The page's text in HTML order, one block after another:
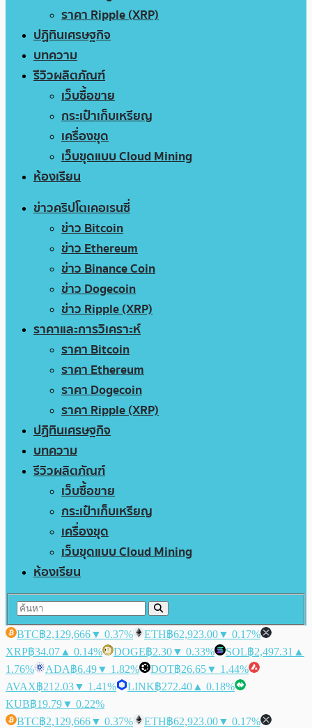
ราคา Ripple (XRP)
ปฏิทินเศรษฐกิจ
บทความ
รีวิวผลิตภัณฑ์
เว็บซื้อขาย
กระเป๋าเก็บเหรียญ
เครื่องขุด
เว็บขุดแบบ Cloud Mining
ห้องเรียน
ข่าวคริปโตเคอเรนซี่
ข่าว Bitcoin
ข่าว Ethereum
ข่าว Binance Coin
ข่าว Dogecoin
ข่าว Ripple (XRP)
ราคาและการวิเคราะห์
ราคา Bitcoin
ราคา Ethereum
ราคา Dogecoin
ราคา Ripple (XRP)
ปฏิทินเศรษฐกิจ
บทความ
รีวิวผลิตภัณฑ์
เว็บซื้อขาย
กระเป๋าเก็บเหรียญ
เครื่องขุด
เว็บขุดแบบ Cloud Mining
ห้องเรียน
BTC฿2,129,666▼ 0.37% ETH฿62,923.00▼ 0.17%
XRP฿34.07 ▲ 0.14% DOGE฿2.30▼ 0.33% SOL฿2,497.31 ▲
1.76%
ADA฿6.49▼ 1.82% DOT฿26.65▼ 1.44%
AVAX฿212.03▼ 1.41% LINK฿272.40 ▲ 0.18%
KUB฿19.79▼ 0.22%
BTC฿2,129,666▼ 0.37% ETH฿62,923.00▼ 0.17%